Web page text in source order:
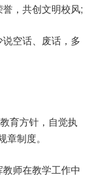
，共创文明校风;
空话、废话，多
育方针，自觉执
制度。
师在教学工作中